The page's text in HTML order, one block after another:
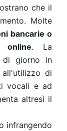
che il
Molte
bancarie o
online. La
di giorno in
di
vocali e ad
altresì il
infrangendo